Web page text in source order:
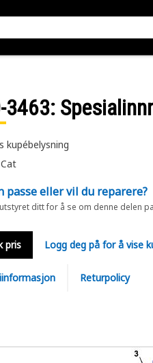
3463:
kupébelysning
passe eller vil du reparere?
ditt for å se om denne delen
pris Logg deg på for å vise
Returpolicy